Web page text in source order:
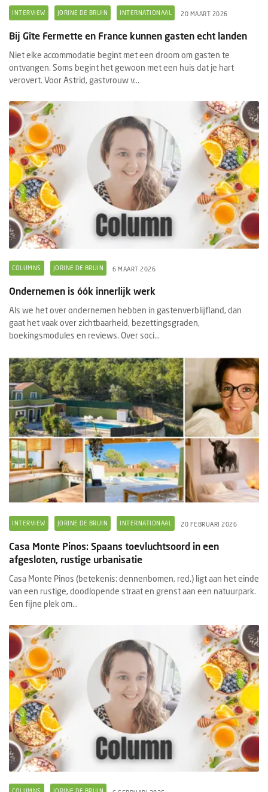
INTERVIEW JORINE DE BRUIN INTERNATIONAAL 20 MAART 2026
Bij Gîte Fermette en France kunnen gasten echt landen
Niet elke accommodatie begint met een droom om gasten te
ontvangen. Soms begint het gewoon met een huis dat je hart
verovert. Voor Astrid, gastvrouw v...
COLUMNS JORINE DE BRUIN 6 MAART 2026
Ondernemen is óók innerlijk werk
Als we het over ondernemen hebben in gastenverblijfland, dan
gaat het vaak over zichtbaarheid, bezettingsgraden,
boekingsmodules en reviews. Over soci...
INTERVIEW JORINE DE BRUIN INTERNATIONAAL 20 FEBRUARI 2026
Casa Monte Pinos: Spaans toevluchtsoord in een
afgesloten, rustige urbanisatie
Casa Monte Pinos (betekenis: dennenbomen, red.) ligt aan het einde
van een rustige, doodlopende straat en grenst aan een natuurpark.
Een fijne plek om...